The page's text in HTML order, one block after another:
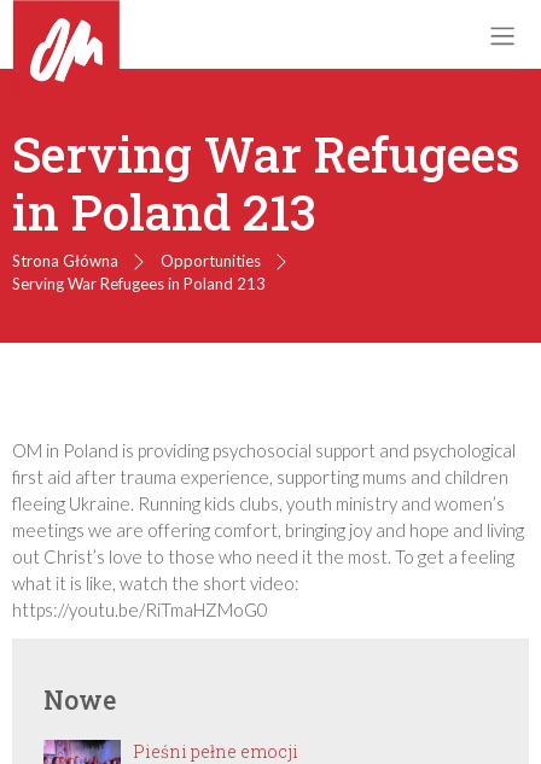
Serving War Refugees
in Poland 213
Strona Główna
Opportunities
Serving War Refugees in Poland 213
OM in Poland is providing psychosocial support and psychological
first aid after trauma experience, supporting mums and children
fleeing Ukraine. Running kids clubs, youth ministry and women’s
meetings we are offering comfort, bringing joy and hope and living
out Christ’s love to those who need it the most. To get a feeling
what it is like, watch the short video:
https://youtu.be/RiTmaHZMoG0
Nowe
Pieśni pełne emocji